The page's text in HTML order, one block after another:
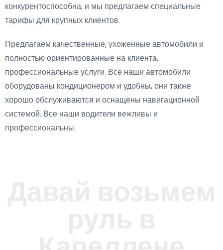
конкурентоспособна, и мы предлагаем специальные
тарифы для крупных клиентов.
Предлагаем качественные, ухоженные автомобили и
полностью ориентированные на клиента,
профессиональные услуги. Все наши автомобили
оборудованы кондиционером и удобны, они также
хорошо обслуживаются и оснащены навигационной
системой. Все наши водители вежливы и
профессиональны.